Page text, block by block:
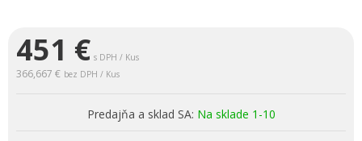
451 € s DPH / Kus
366,667 € bez DPH / Kus
Predajňa a sklad SA: Na sklade 1-10